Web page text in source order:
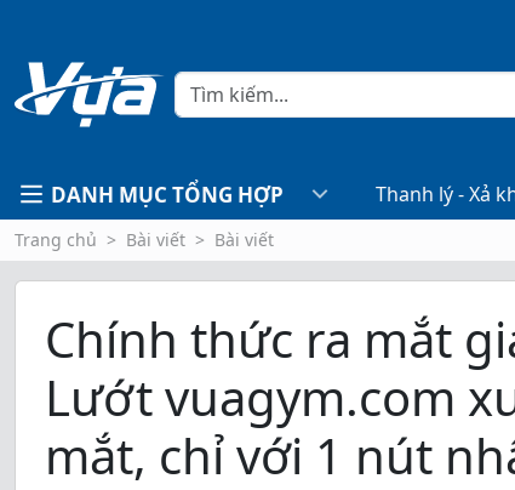
DANH MỤC TỔNG HỢP Thanh lý - Xả
Trang chủ Bài viết Bài viết
Chính thức ra mắt
Lướt vuagym.com
mắt, chỉ với 1 nút